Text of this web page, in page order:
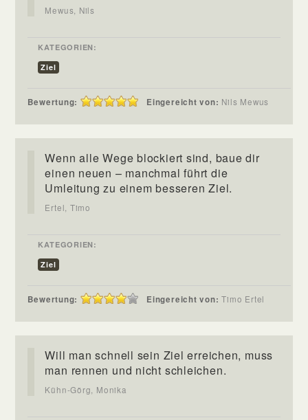
Mewus, Nils
KATEGORIEN:
Ziel
Bewertung: Eingereicht von: Nils Mewus
Wenn alle Wege blockiert sind, baue dir
einen neuen – manchmal führt die
Umleitung zu einem besseren Ziel.
Ertel, Timo
KATEGORIEN:
Ziel
Bewertung: Eingereicht von:Timo Ertel
Will man schnell sein Ziel erreichen, muss
man rennen und nicht schleichen.
Kühn-Görg, Monika